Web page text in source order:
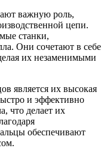
важную роль,
цепи.
станки,
Они сочетают в себе
их незаменимыми
является их высокая
и эффективно
что делает их
обеспечивают